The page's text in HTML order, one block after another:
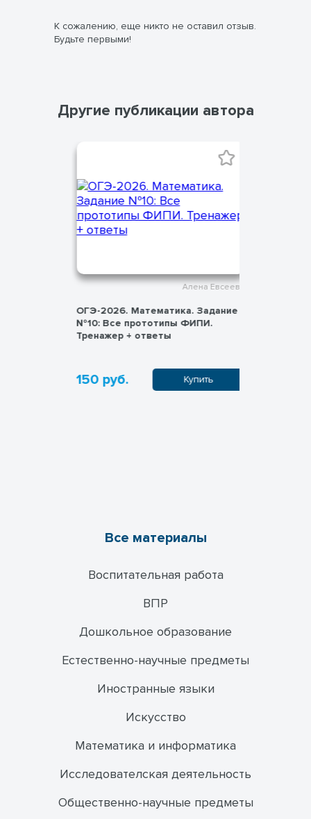
К сожалению, еще никто не оставил отзыв.
Будьте первыми!
Другие публикации автора
Алена Евсеева
ОГЭ-2026. Математика. Задание
№10: Все прототипы ФИПИ.
Тренажер + ответы
150 руб. Купить
Все материалы
Воспитательная работа
ВПР
Дошкольное образование
Естественно-научные предметы
Иностранные языки
Искусство
Математика и информатика
Исследователская деятельность
Общественно-научные предметы